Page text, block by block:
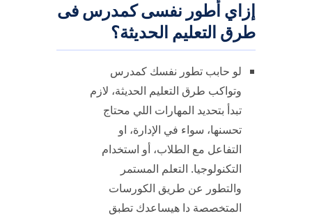
إزاي أطور نفسى كمدرس فى
طرق التعليم الحديثة؟
لو حابب تطور نفسك كمدرس
وتواكب طرق التعليم الحديثة، لازم
تبدأ بتحديد المهارات اللي محتاج
تحسنها، سواء في الإدارة، او
التفاعل مع الطلاب، أو استخدام
التكنولوجيا. التعلم المستمر
والتطور عن طريق الكورسات
المتخصصة دا هيساعدك تطبق